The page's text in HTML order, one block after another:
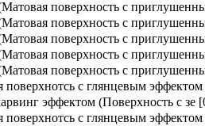
поверхность с
поверхность с
поверхность с
поверхность с
поверхность с
с глянцевым эффектом
эффектом (Поверхность с зе
с глянцевым эффектом